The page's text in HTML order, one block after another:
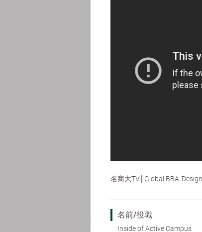
名商大TV│Global BBA
名前/役職
Inside of Active Campus